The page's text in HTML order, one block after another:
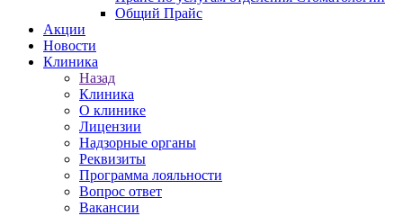
Общий Прайс
Акции
Новости
Клиника
Назад
Клиника
О клинике
Лицензии
Надзорные органы
Реквизиты
Программа лояльности
Вопрос ответ
Вакансии